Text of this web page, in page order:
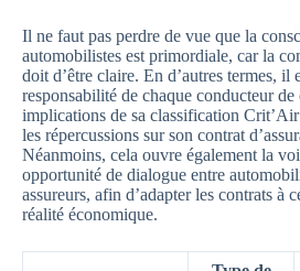
Il ne faut pas perdre de vue que la
automobilistes est primordiale, car la
doit d’être claire. En d’autres termes, il
responsabilité de chaque conducteur de
implications de sa classification
les répercussions sur son contrat
Néanmoins, cela ouvre également la
opportunité de dialogue entre
assureurs, afin d’adapter les contrats à
réalité économique.